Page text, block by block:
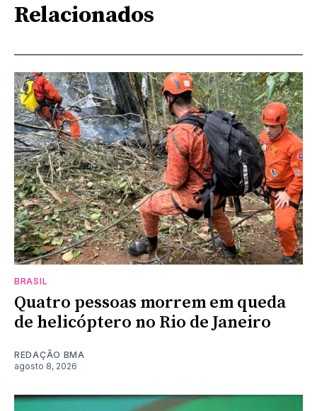
Relacionados
BRASIL
Quatro pessoas morrem em queda
de helicóptero no Rio de Janeiro
REDAÇÃO BMA
agosto 8, 2026